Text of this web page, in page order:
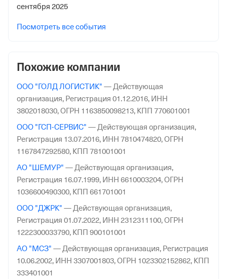
сентября 2025
Посмотреть все события
Похожие компании
ООО "ГОЛД ЛОГИСТИК" — Действующая
организация, Регистрация 01.12.2016, ИНН
3802018030,ОГРН 1163850098213, КПП 770601001
ООО "ГСП-СЕРВИС" — Действующая организация,
Регистрация 13.07.2016, ИНН 7810474820,ОГРН
1167847292580, КПП 781001001
АО "ШЕМУР" — Действующая организация,
Регистрация 16.07.1999, ИНН 6610003204,ОГРН
1036600490300, КПП 661701001
ООО "ДЖРК" — Действующая организация,
Регистрация 01.07.2022, ИНН 2312311100,ОГРН
1222300033790, КПП 900101001
АО "МСЗ" — Действующая организация, Регистрация
10.06.2002, ИНН 3307001803,ОГРН 1023302152862, КПП
333401001